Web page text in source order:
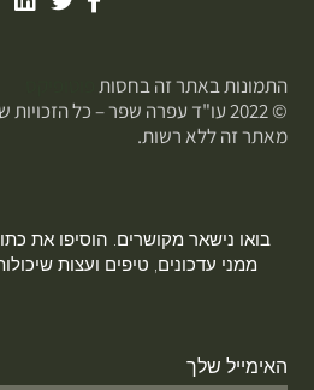
התמונות באתר זה בחסות
© 2022 עו"ד עפרה שפר – כל
מאתר זה ללא רשות.
בואו נישאר מקושרים. הוסיפו את
ממני עדכונים, טיפים ועצות
האימייל שלך